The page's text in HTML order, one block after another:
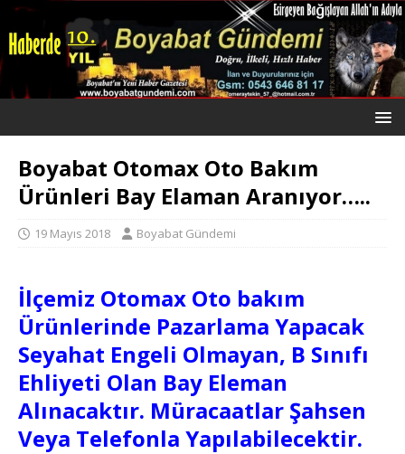
Boyabat Otomax Oto Bakım
Ürünleri Bay Elaman Aranıyor…..
19 Mayıs 2018 Boyabat Gündemi
İlçemiz Otomax Oto bakım
Ürünlerinde Pazarlama Yapacak
Seyahat Engeli Olmayan, B Sınıfı
Ehliyeti Olan Bay Eleman
Alınacaktır. Müracaatlar Şahsen
Veya Telefonla Yapılabilecektir.